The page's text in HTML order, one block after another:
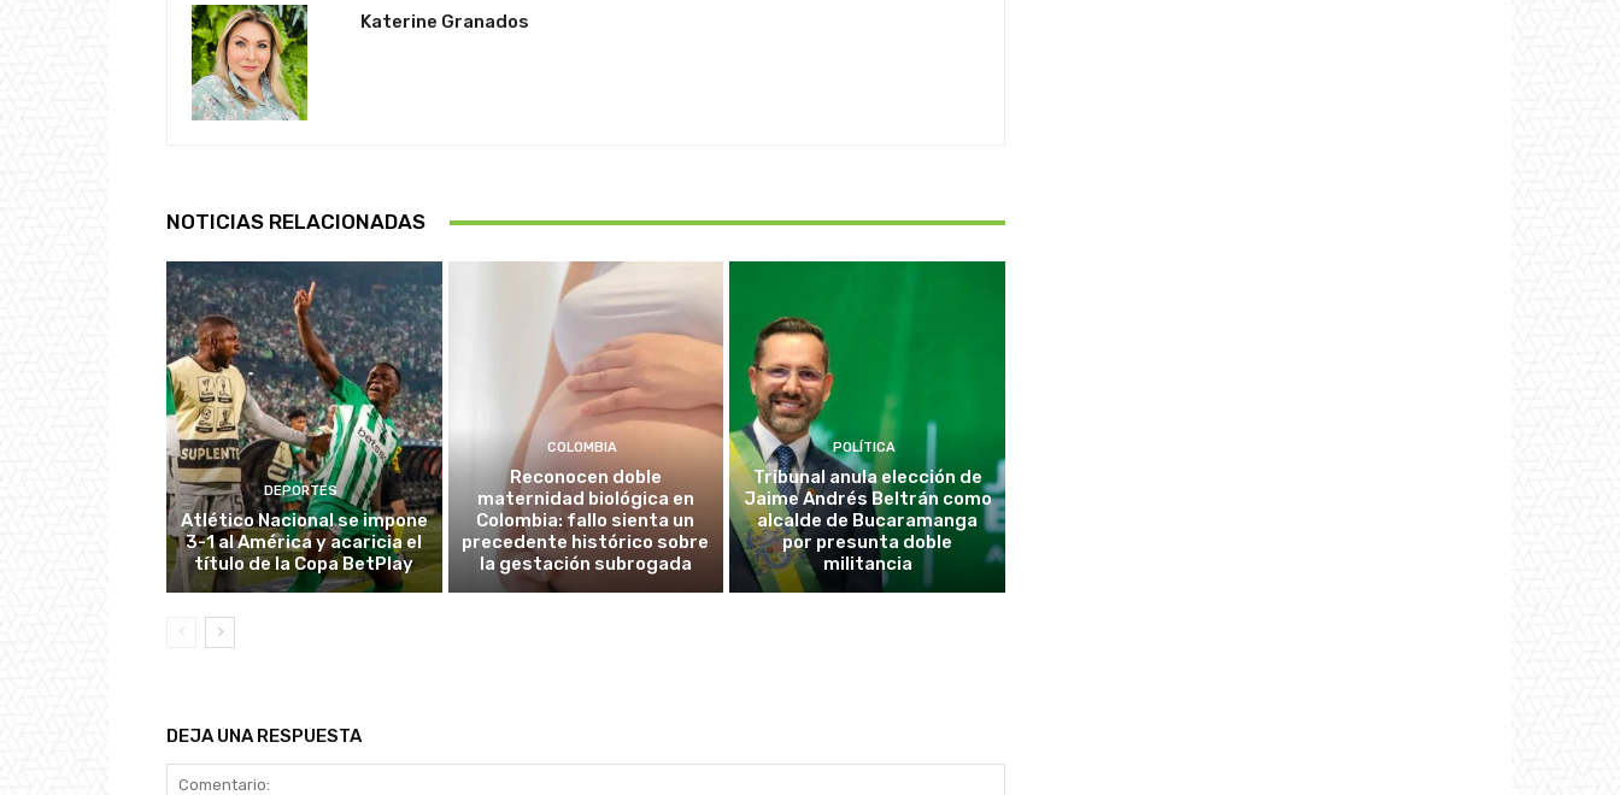
Katerine Granados
NOTICIAS RELACIONADAS
DEPORTES
Atlético Nacional se impone
3-1 al América y acaricia el
título de la Copa BetPlay
COLOMBIA
Reconocen doble
maternidad biológica en
Colombia: fallo sienta un
precedente histórico sobre
la gestación subrogada
POLÍTICA
Tribunal anula elección de
Jaime Andrés Beltrán como
alcalde de Bucaramanga
por presunta doble
militancia
DEJA UNA RESPUESTA